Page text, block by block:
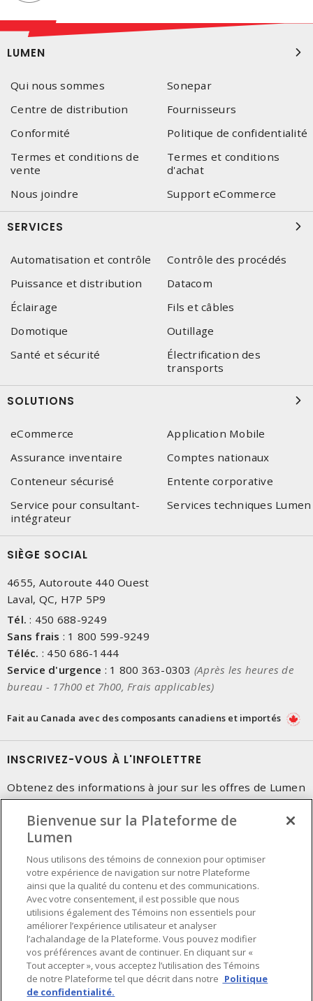
LUMEN
Qui nous sommes
Sonepar
Centre de distribution
Fournisseurs
Conformité
Politique de confidentialité
Termes et conditions de
vente
Termes et conditions
d'achat
Nous joindre
Support eCommerce
SERVICES
Automatisation et contrôle
Contrôle des procédés
Puissance et distribution
Datacom
Éclairage
Fils et câbles
Domotique
Outillage
Santé et sécurité
Électrification des
transports
SOLUTIONS
eCommerce
Application Mobile
Assurance inventaire
Comptes nationaux
Conteneur sécurisé
Entente corporative
Service pour consultant-
intégrateur
Services techniques Lumen
SIÈGE SOCIAL
4655, Autoroute 440 Ouest
Laval, QC, H7P 5P9
Tél. : 450 688-9249
Sans frais : 1 800 599-9249
Téléc. : 450 686-1444
Service d'urgence : 1 800 363-0303 (Après les heures de
bureau - 17h00 et 7h00, Frais applicables)
Fait au Canada avec des composants canadiens et importés
INSCRIVEZ-VOUS À L'INFOLETTRE
Obtenez des informations à jour sur les offres de Lumen
Préférences en matière de cookies
Bienvenue sur la Plateforme de
Lumen
Nous utilisons des témoins de connexion pour optimiser
votre expérience de navigation sur notre Plateforme
ainsi que la qualité du contenu et des communications.
Avec votre consentement, il est possible que nous
utilisions également des Témoins non essentiels pour
améliorer l’expérience utilisateur et analyser
l’achalandage de la Plateforme. Vous pouvez modifier
vos préférences avant de continuer. En cliquant sur «
Tout accepter », vous acceptez l’utilisation des Témoins
de notre Plateforme tel que décrit dans notre Politique
de confidentialité.